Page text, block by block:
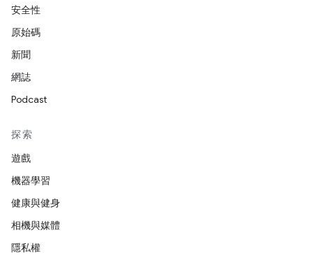
安全性
原始碼
新聞
網誌
Podcast
探索
遊戲
機器學習
健康與健身
相機與媒體
隱私權